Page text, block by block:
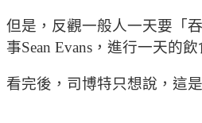
但是，反觀一般人一天要「
事Sean Evans，進行一天的飲
看完後，司博特只想說，這